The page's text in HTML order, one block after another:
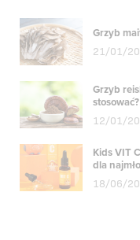
Grzyb
21/01/
Grzyb
stosować?
12/01/
Kids VIT
dla
18/06/